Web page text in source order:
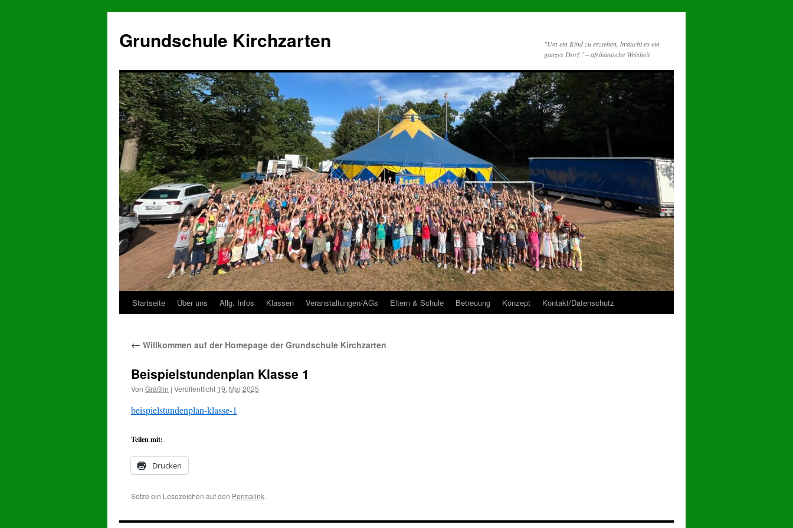
Grundschule Kirchzarten
"Um ein Kind zu erziehen, braucht es ein
ganzes Dorf." – afrikanische Weisheit
Zum
springen
Startseite Über uns Allg. Infos Klassen Veranstaltungen/AGs Eltern & Schule Betreuung Konzept Kontakt/Datenschutz
← Willkommen auf der Homepage der Grundschule Kirchzarten
Beispielstundenplan Klasse 1
Von Gräßlin | Veröffentlicht 19. Mai 2025
beispielstundenplan-klasse-1
Teilen mit:
Drucken
Setze ein Lesezeichen auf den Permalink.